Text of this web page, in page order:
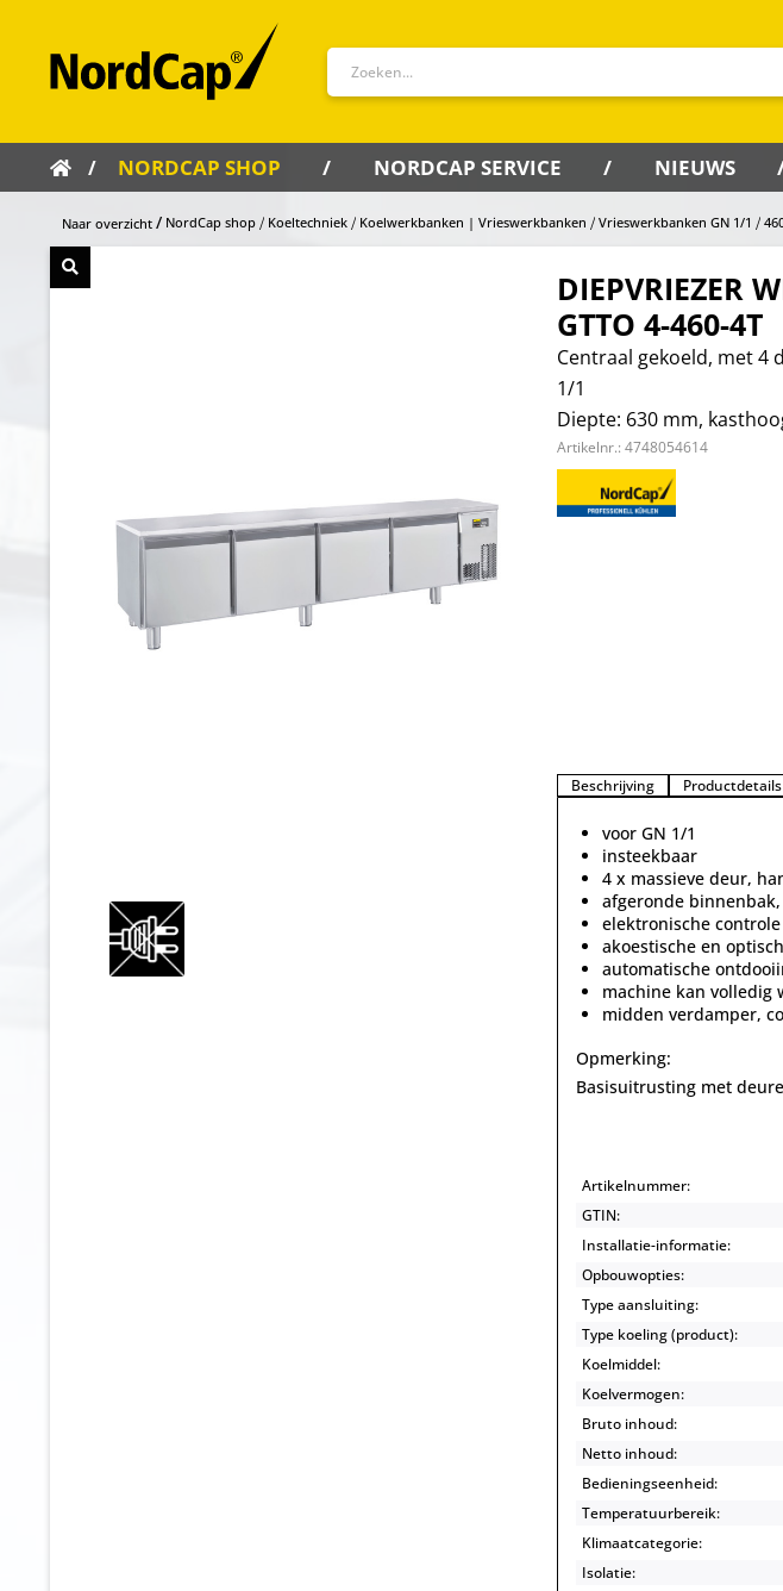
NORDCAP SHOP NORDCAP SERVICE NIEUWS
Naar overzicht NordCap shop Koeltechniek Koelwerkbanken | Vrieswerkbanken Vrieswerkbanken GN 1/1
DIEPVRIEZER
GTTO 4-460-4T
Centraal gekoeld, met 4
1/1
Diepte: 630 mm,
Artikelnr.: 4748054614
Beschrijving Productdetails
voor GN 1/1
insteekbaar
4 x massieve deur,
afgeronde
elektronische controle
akoestische en
automatische
machine kan volledig
midden verdamper,
Opmerking:
Basisuitrusting met
Artikelnummer:
GTIN:
Installatie-informatie:
Opbouwopties:
Type aansluiting:
Type koeling (product):
Koelmiddel:
Koelvermogen:
Bruto inhoud:
Netto inhoud:
Bedieningseenheid:
Temperatuurbereik:
Klimaatcategorie:
Isolatie: